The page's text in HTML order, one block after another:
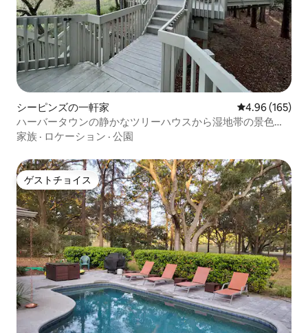
シーピンズの一軒家 レビュー165
4.96 (165)
ハーバータウンの静かなツリーハウスから湿地帯の景色を
楽しめる
家族 · ロケーション · 公園
ゲストチョイス
ゲストチョイス